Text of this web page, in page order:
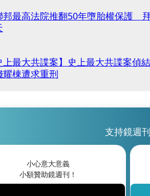
邦最高法院推翻50年墮胎權保護
上最大共諜案】史上最大共諜案
耀棟遭求重刑
支持鏡週刊
小心意大意義
小額贊助鏡週刊！